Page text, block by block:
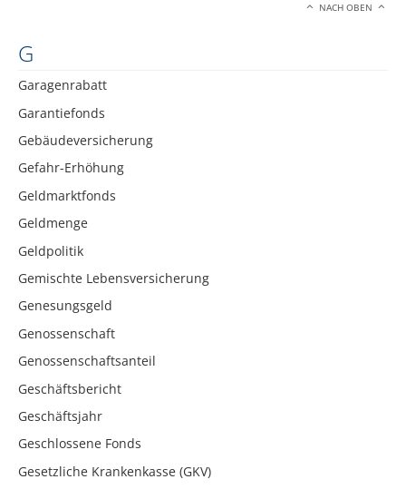
NACH OBEN
G
Garagenrabatt
Garantiefonds
Gebäudeversicherung
Gefahr-Erhöhung
Geldmarktfonds
Geldmenge
Geldpolitik
Gemischte Lebensversicherung
Genesungsgeld
Genossenschaft
Genossenschaftsanteil
Geschäftsbericht
Geschäftsjahr
Geschlossene Fonds
Gesetzliche Krankenkasse (GKV)